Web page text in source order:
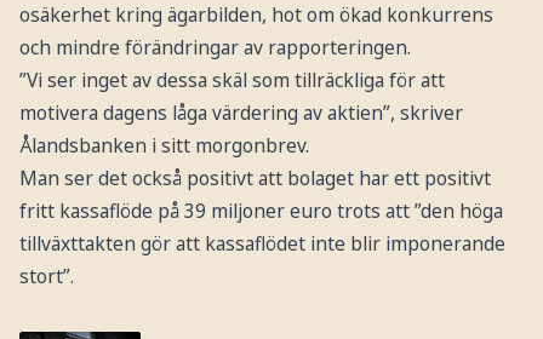
osäkerhet kring ägarbilden, hot om ökad konkurrens
och mindre förändringar av rapporteringen.
”Vi ser inget av dessa skäl som tillräckliga för att
motivera dagens låga värdering av aktien”, skriver
Ålandsbanken i sitt morgonbrev.
Man ser det också positivt att bolaget har ett positivt
fritt kassaflöde på 39 miljoner euro trots att ”den höga
tillväxttakten gör att kassaflödet inte blir imponerande
stort”.